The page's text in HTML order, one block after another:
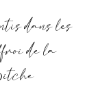
dans les
de la